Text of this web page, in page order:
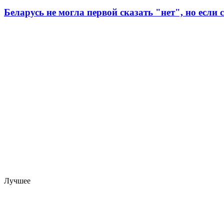
Беларусь не могла первой сказать "нет", но если
Лучшее